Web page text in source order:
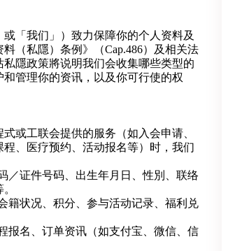
「我们」）致力保障你的个人资料及
（私隱）条例》（Cap.486）及相关法
隱政策將说明我们会收集哪些类型的
管理你的资讯，以及你可行使的权
或工联会提供的服务（如入会申请、
、医疗预约、活动报名等）时，我们
／证件号码、出生年月日、性別、联络
籍状况、积分、参与活动记录、福利兑
报名、订单资讯（如支付宝、微信、信